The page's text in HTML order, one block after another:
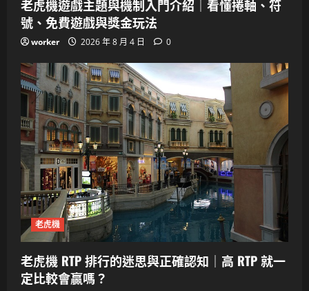
老虎機遊戲主題與機制入門介紹｜看懂捲軸、符
號、免費遊戲與獎金玩法
worker 2026 年 8 月 4 日 0
老虎機
老虎機 RTP 排行的迷思與正確認知｜高 RTP 就一
定比較會贏嗎？